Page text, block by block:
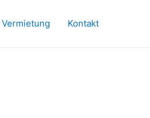
Vermietung Kontakt